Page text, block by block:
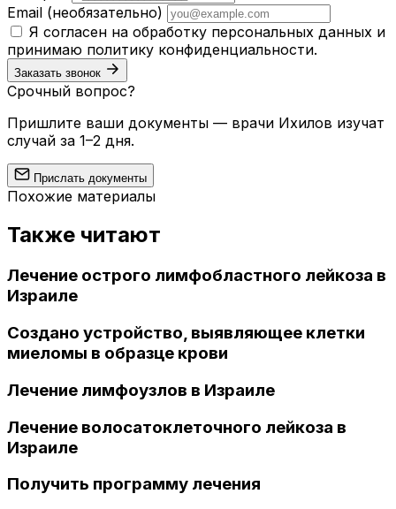
Email (необязательно)
Я согласен на обработку персональных данных и
принимаю политику конфиденциальности.
Заказать звонок
Срочный вопрос?
Пришлите ваши документы — врачи Ихилов изучат
случай за 1–2 дня.
Прислать документы
Похожие материалы
Также читают
Лечение острого лимфобластного лейкоза в
Израиле
Создано устройство, выявляющее клетки
миеломы в образце крови
Лечение лимфоузлов в Израиле
Лечение волосатоклеточного лейкоза в
Израиле
Получить программу лечения